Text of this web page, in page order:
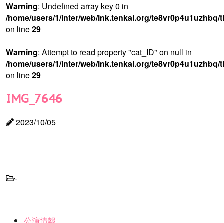
Warning: Undefined array key 0 in
/home/users/1/inter/web/ink.tenkai.org/
on line29
Warning: Attempt to read property "cat_ID" on null in
/home/users/1/inter/web/ink.tenkai.org/
on line29
IMG_7646
2023/10/05
-
公演情報